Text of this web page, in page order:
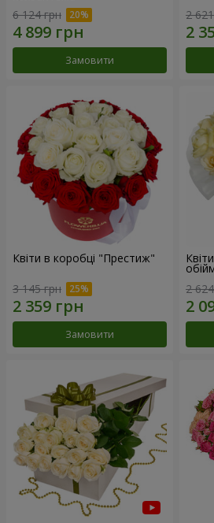
6 124 грн
Замовити
2
Квіти в коробці "Престиж"
3 145 грн
Замовити
2